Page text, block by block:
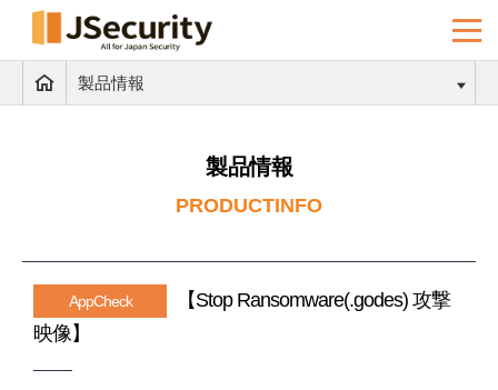
製品情報
製品情報
PRODUCTINFO
AppCheck
【Stop Ransomware(.godes) 攻撃
映像】